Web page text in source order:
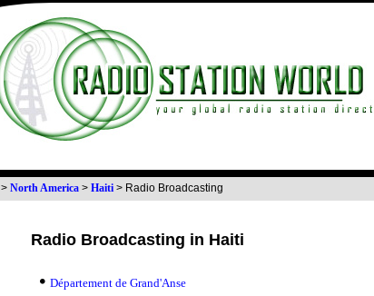
> North America > Haiti > Radio Broadcasting
Radio Broadcasting in Haiti
Département de Grand'Anse